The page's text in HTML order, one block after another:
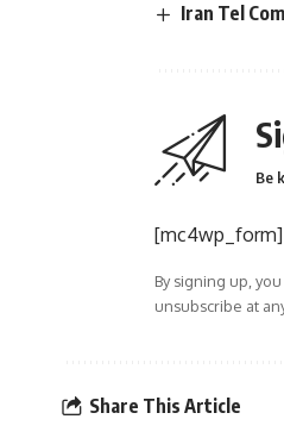
Iran Tel
Be
[mc4wp_form]
By signing up,
unsubscribe at
Share This Article